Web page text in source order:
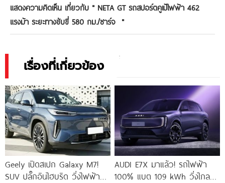
แสดงความคิดเห็น เกี่ยวกับ " NETA GT รถสปอร์ตคูเป้ไฟฟ้า 462
แรงม้า ระยะทางขับขี่ 580 กม./ชาร์จ "
เรื่องที่เกี่ยวข้อง
Geely เปิดสเปก Galaxy M7!
SUV ปลั๊กอินไฮบริด วิ่งไฟฟ้า
AUDI E7X มาแล้ว! รถไฟฟ้า
100% แบต 109 kWh วิ่งไกล